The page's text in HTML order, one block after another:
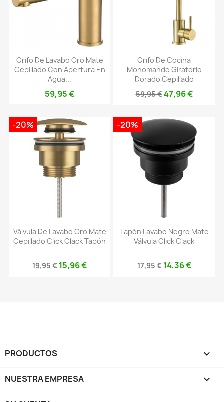
Grifo De Lavabo Oro Mate
Cepillado Con Apertura En
Agua...
59,95 €
Grifo De Cocina
Monomando Giratorio
Dorado Cepillado
59,95 €47,96 €
Válvula De Lavabo Oro Mate
Cepillado Click Clack Tapón
19,95 € 15,96 €
-20%
Tapón Lavabo Negro Mate
Válvula Click Clack
17,95 € 14,36 €
-20%
PRODUCTOS 
NUESTRA EMPRESA 